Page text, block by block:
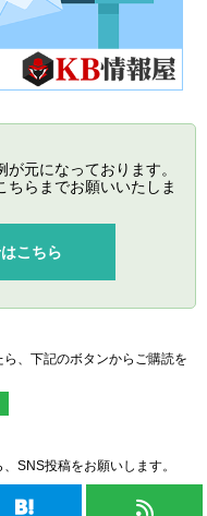
元になっております。
ちらまでお願いいたしま
こちら
、下記のボタンからご購読を
SNS投稿をお願いします。